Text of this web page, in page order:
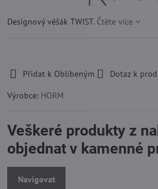
Designový věšák TWIST. Čtěte více
Přidat k Oblíbeným
Dotaz k
Výrobce: HORM
Veškeré produkty z
objednat v kamenné
Navigovat